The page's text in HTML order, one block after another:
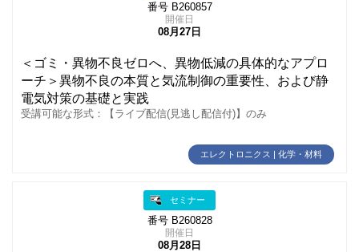
番号 B260857
開催日
08月27日
＜ゴミ・異物不良ゼロへ、異物低減の具体的なアプロ
ーチ＞異物不良の本質と気流制御の重要性、および静
電気対策の基礎と実践
受講可能な形式：【ライブ配信(見逃し配信付)】のみ
エレクトロニクス | 化学・材料
セミナー
番号 B260828
開催日
08月28日